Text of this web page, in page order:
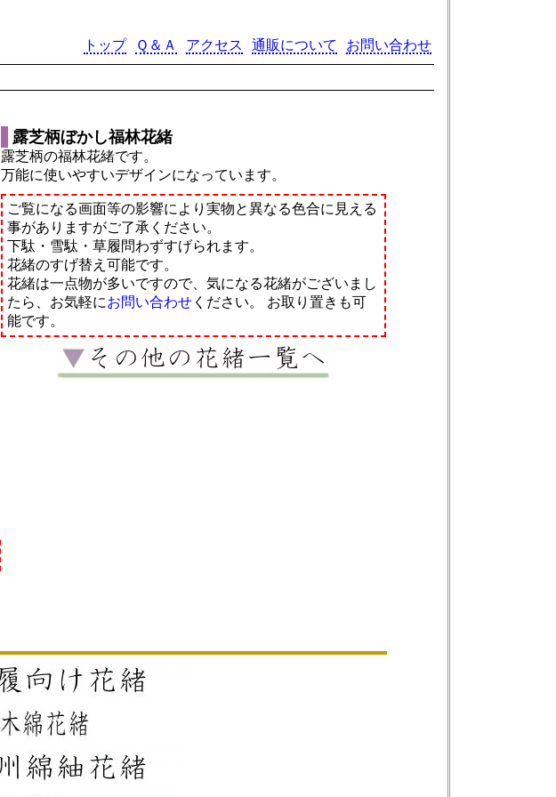
トップ Ｑ＆Ａ アクセス 通販について
お問い合わせ
露芝柄ぼかし福林花緒
露芝柄の福林花緒です。
万能に使いやすいデザインになっています。
ご覧になる画面等の影響により実物と異なる色合に見える
事がありますがご了承ください。
下駄・雪駄・草履問わずすげられます。
花緒のすげ替え可能です。
花緒は一点物が多いですので、気になる花緒がございまし
たら、お気軽にお問い合わせ ください。
お取り置きも可
能です。